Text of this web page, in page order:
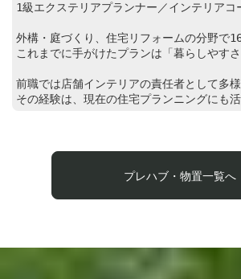
1級エクステリアプランナー／インテリア
外構・庭づくり、住宅リフォームの分野で
これまでに手がけたプランは「暮らしやす
前職では店舗インテリアの責任者として多
その経験は、現在の住宅プランニングにも
プレハブ・物置一覧へ